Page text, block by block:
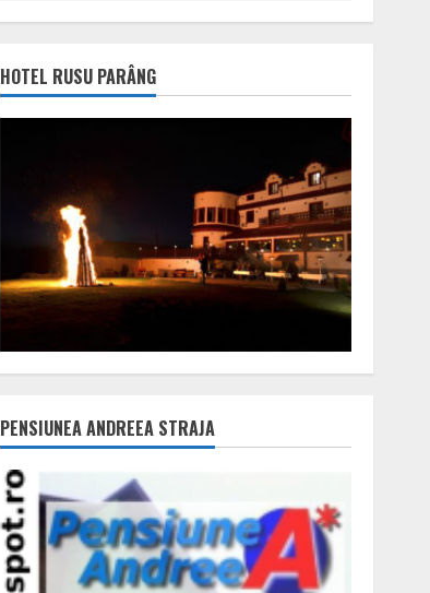
HOTEL RUSU PARÂNG
PENSIUNEA ANDREEA STRAJA